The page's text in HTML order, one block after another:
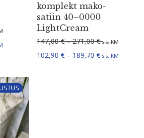
45,90 € kuni 81,90 €
32,13 € kuni 57,33 €
komplekt mako-
satiin 40–0000
LightCream
147,00€ – 271,00€ sis. KM
102,90 € – 189,70 € sis. KM